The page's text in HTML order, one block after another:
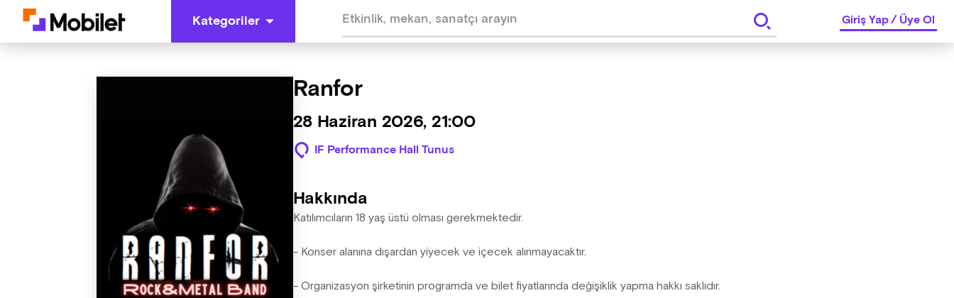
Kategoriler Giriş Yap/Üye Ol
Ranfor
28 Haziran 2026, 21:00
IF Performance Hall Tunus
Hakkında
Katılımcıların 18 yaş üstü olması gerekmektedir.
- Konser alanına dışardan yiyecek ve içecek alınmayacaktır.
- Organizasyon şirketinin programda ve bilet fiyatlarında değişiklik yapma hakkı saklıdır.